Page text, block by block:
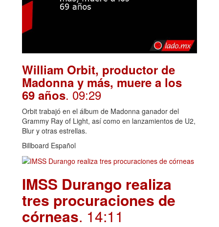
William Orbit, productor de
Madonna y más, muere a los
69 años. 09:29
Orbit trabajó en el álbum de Madonna ganador del
Grammy Ray of Light, así como en lanzamientos de U2,
Blur y otras estrellas.
Billboard Español
IMSS Durango realiza
tres procuraciones de
córneas. 14:11